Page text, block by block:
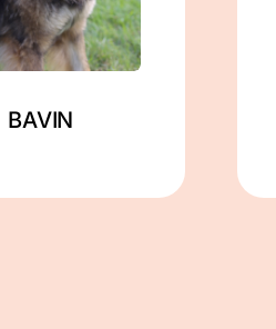
Mehr lesen
BAVIN